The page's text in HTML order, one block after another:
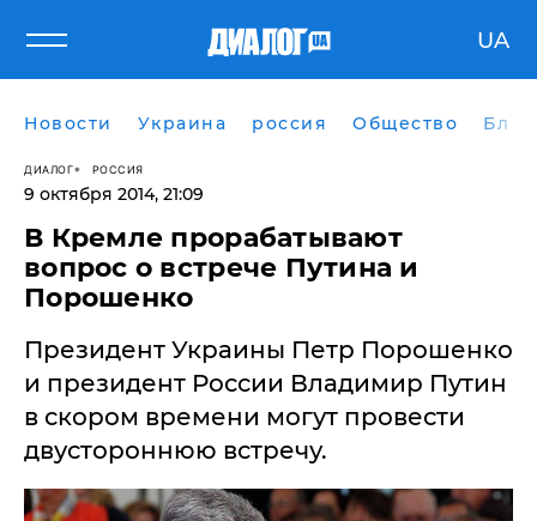
UA
Новости Украина россия Общество
ДИАЛОГ РОССИЯ
9 октября 2014, 21:09
В Кремле прорабатывают
вопрос о встрече Путина и
Порошенко
Президент Украины Петр Порошенко
и президент России Владимир Путин
в скором времени могут провести
двустороннюю встречу.